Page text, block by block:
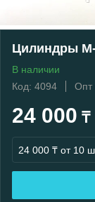
Цилиндры
В наличии
Код: 4094
Опт
24 000 ₸
24 000 ₸ от 10